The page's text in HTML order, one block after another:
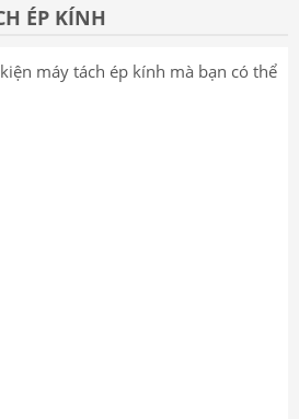
ÉP KÍNH
máy tách ép kính mà bạn có thể